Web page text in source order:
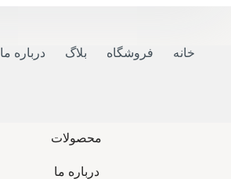
خانه فروشگاه بلاگ درباره ما
محصولات
درباره ما